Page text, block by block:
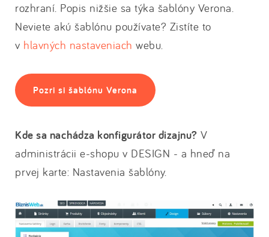
rozhraní. Popis nižšie sa týka šablóny Verona.
Neviete akú šablónu používate? Zistíte to
v hlavných nastaveniach webu.
Pozri si šablónu Verona
Kde sa nachádza konfigurátor dizajnu? V
administrácii e-shopu v DESIGN - a hneď na
prvej karte: Nastavenia šablóny.